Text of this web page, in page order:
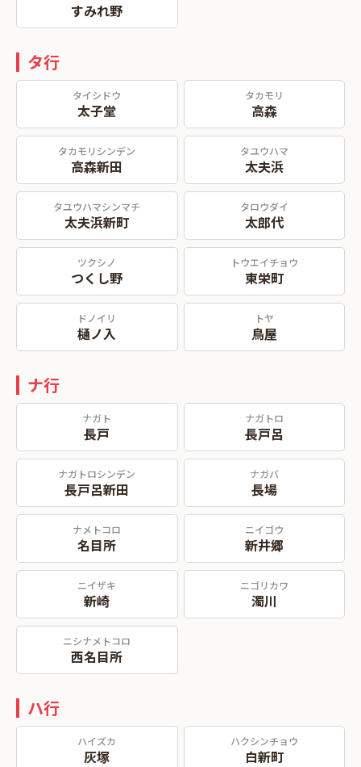
すみれ野
タ行
タイシドウ
太子堂
タカモリ
高森
タカモリシンデン
高森新田
タユウハマ
太夫浜
タユウハマシンマチ
太夫浜新町
タロウダイ
太郎代
ツクシノ
つくし野
トウエイチョウ
東栄町
ドノイリ
樋ノ入
トヤ
鳥屋
ナ行
ナガト
長戸
ナガトロ
長戸呂
ナガトロシンデン
長戸呂新田
ナガバ
長場
ナメトコロ
名目所
ニイゴウ
新井郷
ニイザキ
新崎
ニゴリカワ
濁川
ニシナメトコロ
西名目所
ハ行
ハイズカ
灰塚
ハクシンチョウ
白新町